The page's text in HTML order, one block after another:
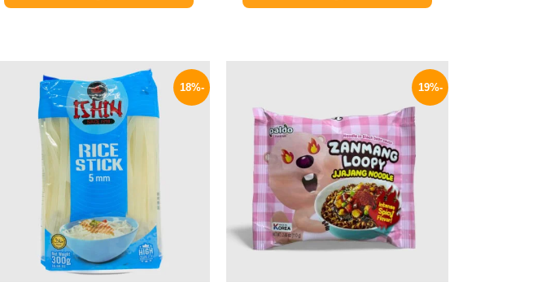
-19%
114 EGP.
-18%
الأصلي
هو:
145 EGP.
الحالي
هو:
119 EGP.